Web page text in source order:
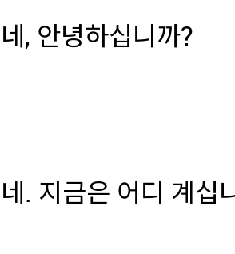
, 안녕하십니까?
. 지금은 어디 계십